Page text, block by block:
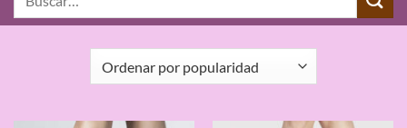
FILTRAR